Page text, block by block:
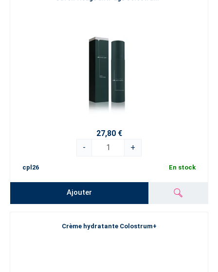
27,80 €
-
+
cpl26 En stock
Ajouter
Crème hydratante Colostrum+